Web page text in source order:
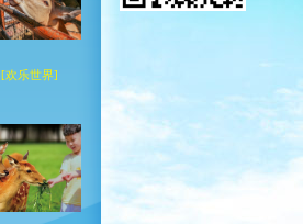
[欢乐世界]